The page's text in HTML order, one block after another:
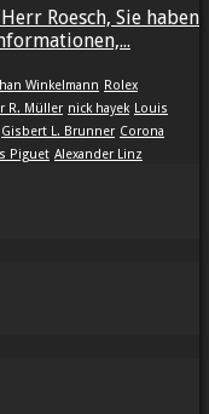
Roesch, Sie haben
Winkelmann Rolex
R. Müller nick hayek Louis
Gisbert L. Brunner Corona
Piguet Alexander Linz